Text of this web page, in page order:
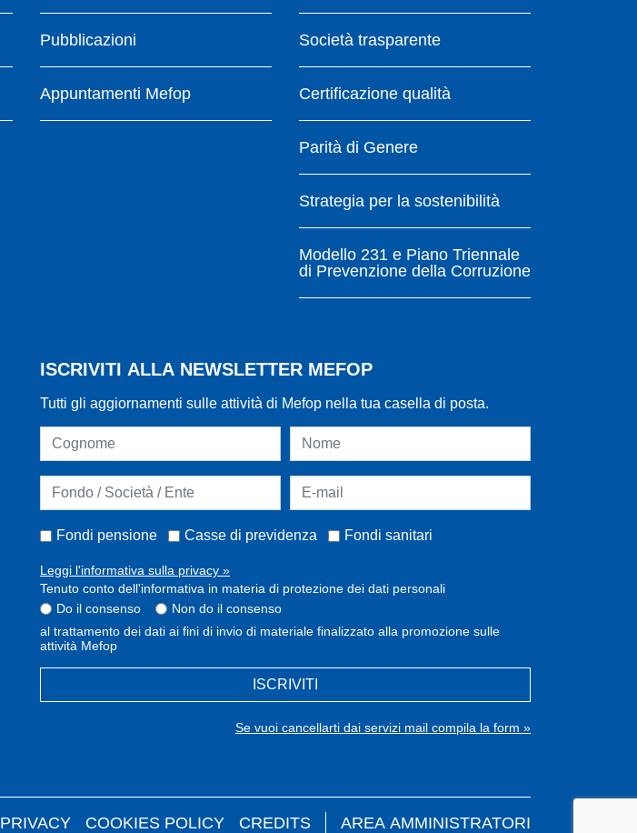
Pubblicazioni
Appuntamenti Mefop
Società trasparente
Certificazione qualità
Parità di Genere
Strategia per la sostenibilità
Modello 231 e Piano Triennale
di Prevenzione della Corruzione
ISCRIVITI ALLA NEWSLETTER MEFOP
Tutti gli aggiornamenti sulle attività di Mefop nella tua casella di posta.
Fondi pensione Casse di previdenza Fondi sanitari
Leggi l'informativa sulla privacy »
Tenuto conto dell'informativa in materia di protezione dei dati personali
Do il consenso
Non do il consenso
al trattamento dei dati ai fini di invio di materiale finalizzato alla promozione sulle
attività Mefop
ISCRIVITI
Se vuoi cancellarti dai servizi mail compila la form »
PRIVACY COOKIES POLICY CREDITS AREA AMMINISTRATORI